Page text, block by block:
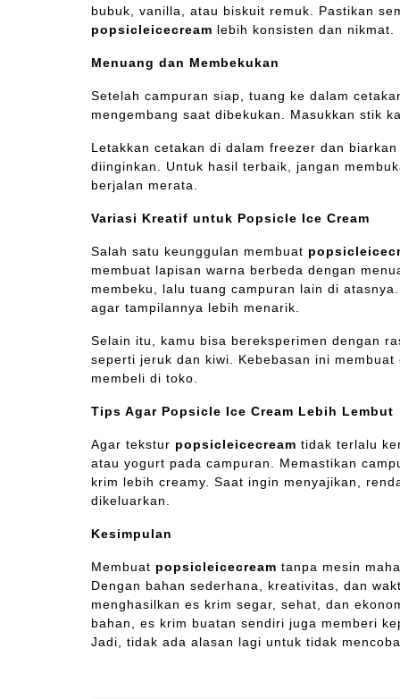
bubuk, vanilla, atau biskuit remuk. Pastikan
popsicleicecream lebih konsisten dan nikmat.
Menuang dan Membekukan
Setelah campuran siap, tuang ke dalam
mengembang saat dibekukan. Masukkan stik
Letakkan cetakan di dalam freezer dan
diinginkan. Untuk hasil terbaik, jangan
berjalan merata.
Variasi Kreatif untuk Popsicle Ice Cream
Salah satu keunggulan membuat
membuat lapisan warna berbeda dengan
membeku, lalu tuang campuran lain di
agar tampilannya lebih menarik.
Selain itu, kamu bisa bereksperimen dengan
seperti jeruk dan kiwi. Kebebasan ini
membeli di toko.
Tips Agar Popsicle Ice Cream Lebih Lembut
Agar tekstur popsicleicecream tidak terlalu
atau yogurt pada campuran. Memastikan
krim lebih creamy. Saat ingin menyajikan,
dikeluarkan.
Kesimpulan
Membuat popsicleicecream tanpa mesin
Dengan bahan sederhana, kreativitas, dan
menghasilkan es krim segar, sehat, dan
bahan, es krim buatan sendiri juga memberi
Jadi, tidak ada alasan lagi untuk tidak